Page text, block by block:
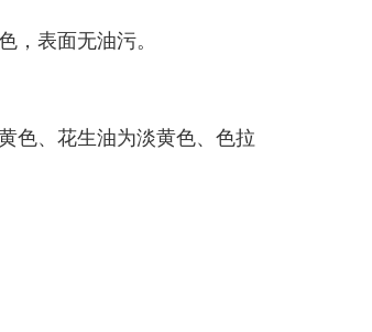
，表面无油污。
色、花生油为淡黄色、色拉